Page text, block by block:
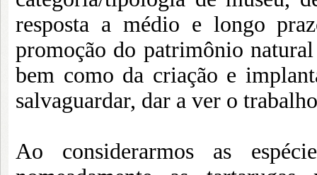
resposta a médio e longo
promoção do patrimônio
bem como da criação e
salvaguardar, dar a ver o
Ao considerarmos as